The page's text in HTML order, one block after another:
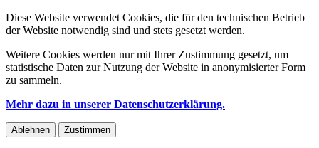
Diese Website verwendet Cookies, die für den technischen Betrieb
der Website notwendig sind und stets gesetzt werden.
Weitere Cookies werden nur mit Ihrer Zustimmung gesetzt, um
statistische Daten zur Nutzung der Website in anonymisierter Form
zu sammeln.
Mehr dazu in unserer Datenschutzerklärung.
Ablehnen Zustimmen